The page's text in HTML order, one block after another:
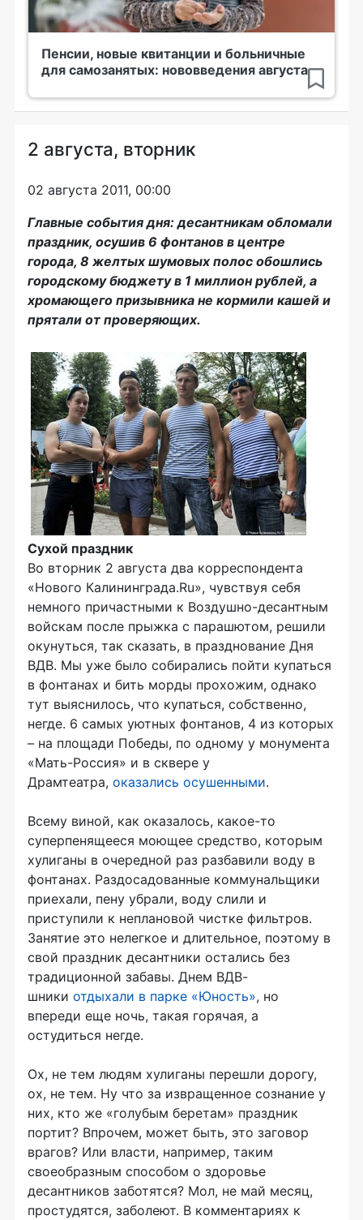
Пенсии, новые квитанции и больничные
для самозанятых: нововведения августа
2 августа, вторник
02 августа 2011, 00:00
Главные события дня: десантникам обломали
праздник, осушив 6 фонтанов в центре
города, 8 желтых шумовых полос обошлись
городскому бюджету в 1 миллион рублей, а
хромающего призывника не кормили кашей и
прятали от проверяющих.
Сухой праздник
Во вторник 2 августа два корреспондента
«Нового Калининграда.Ru», чувствуя себя
немного причастными к Воздушно-десантным
войскам после прыжка с парашютом, решили
окунуться, так сказать, в празднование Дня
ВДВ. Мы уже было собирались пойти купаться
в фонтанах и бить морды прохожим, однако
тут выяснилось, что купаться, собственно,
негде. 6 самых уютных фонтанов, 4 из которых
– на площади Победы, по одному у монумента
«Мать-Россия» и в сквере у
Драмтеатра, оказались осушенными.
Всему виной, как оказалось, какое-то
суперпенящееся моющее средство, которым
хулиганы в очередной раз разбавили воду в
фонтанах. Раздосадованные коммунальщики
приехали, пену убрали, воду слили и
приступили к неплановой чистке фильтров.
Занятие это нелегкое и длительное, поэтому в
свой праздник десантники остались без
традиционной забавы. Днем ВДВ-
шники отдыхали в парке «Юность», но
впереди еще ночь, такая горячая, а
остудиться негде.
Ох, не тем людям хулиганы перешли дорогу,
ох, не тем. Ну что за извращенное сознание у
них, кто же «голубым беретам» праздник
портит? Впрочем, может быть, это заговор
врагов? Или власти, например, таким
своеобразным способом о здоровье
десантников заботятся? Мол, не май месяц,
простудятся, заболеют. В комментариях к